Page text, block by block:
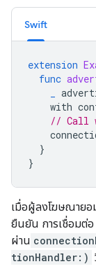
Swift
extension
func
with
// Call
}
}
เมื่อผู้ลงโฆษณายอ
ยืนยัน การเชื่อมต่อ
ผ่าน
tionHandler:)